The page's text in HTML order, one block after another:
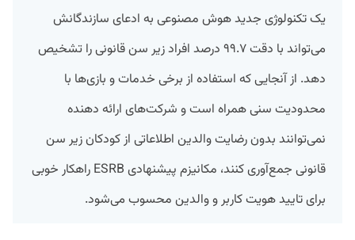
یک تکنولوژی جدید هوش مصنوعی به ادعای سازندگانش
می‌تواند با دقت ۹۹.۷ درصد افراد زیر سن قانونی را تشخیص
دهد. از آنجایی که استفاده از برخی خدمات و بازی‌ها با
محدودیت سنی همراه است و شرکت‌های ارائه دهنده
نمی‌توانند بدون رضایت والدین اطلاعاتی از کودکان زیر سن
قانونی جمع‌آوری کنند، مکانیزم پیشنهادی ESRB راهکار خوبی
برای تایید هویت کاربر و والدین محسوب می‌شود.